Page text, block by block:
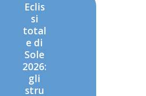
Eclis
si
total
e di
Sole
2026:
gli
stru